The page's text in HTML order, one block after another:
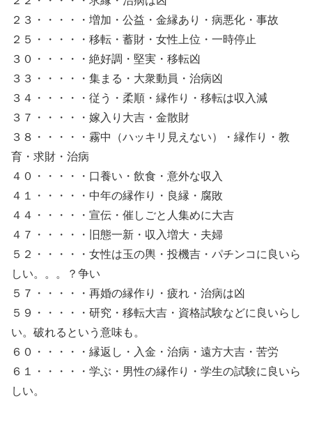
２３・・・・・増加・公益・金縁あり・病悪化・事故
２５・・・・・移転・蓄財・女性上位・一時停止
３０・・・・・絶好調・堅実・移転凶
３３・・・・・集まる・大衆動員・治病凶
３４・・・・・従う・柔順・縁作り・移転は収入減
３７・・・・・嫁入り大吉・金散財
３８・・・・・霧中（ハッキリ見えない）・縁作り・教
育・求財・治病
４０・・・・・口養い・飲食・意外な収入
４１・・・・・中年の縁作り・良縁・腐敗
４４・・・・・宣伝・催しごと人集めに大吉
４７・・・・・旧態一新・収入増大・夫婦
５２・・・・・女性は玉の輿・投機吉・パチンコに良いら
しい。。。？争い
５７・・・・・再婚の縁作り・疲れ・治病は凶
５９・・・・・研究・移転大吉・資格試験などに良いらし
い。破れるという意味も。
６０・・・・・縁返し・入金・治病・遠方大吉・苦労
６１・・・・・学ぶ・男性の縁作り・学生の試験に良いら
しい。